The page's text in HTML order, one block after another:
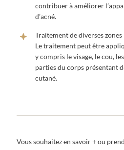
contribuer à améliorer
d’acné.
Traitement de diverses zones
Le traitement peut être
y compris le visage, le cou,
parties du corps présentant
cutané.
Vous souhaitez en savoir + ou